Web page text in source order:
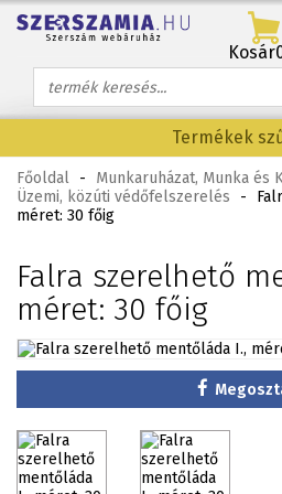
Kosár
Termékek
Főoldal - Munkaruházat, Munka és
Üzemi, közúti védőfelszerelés
-
méret: 30 főig
Falra szerelhető
méret: 30 főig